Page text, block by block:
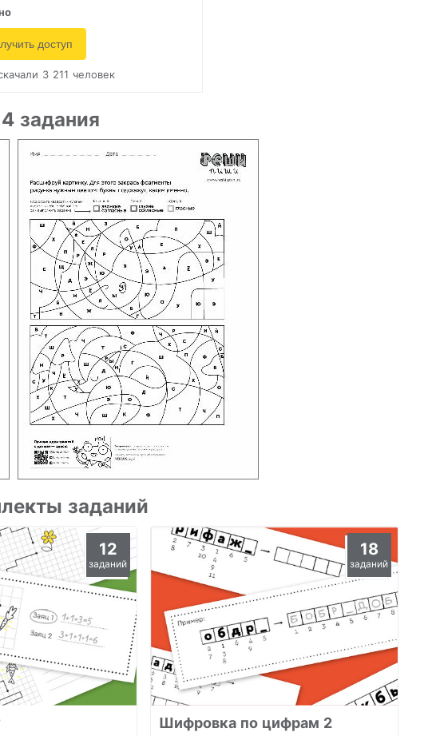
доступ
3 211 человек
задания
заданий
12
заданий
18
заданий
Шифровка по цифрам 2